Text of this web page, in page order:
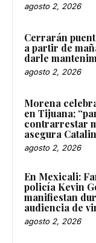
agosto 2, 2026
Cerrarán
a partir de
darle
agosto 2, 2026
Morena
en Tijuana;
contrarrestar
asegura
agosto 2, 2026
En Mexicali:
policía Kevin
manifiestan
audiencia de
agosto 2, 2026